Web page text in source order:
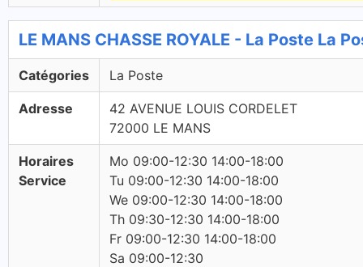
LE MANS CHASSE ROYALE - La Poste La
Catégories La Poste
Adresse
42 AVENUE LOUIS CORDELET
72000 LE MANS
Horaires
Service
Mo 09:00-12:30 14:00-18:00
Tu 09:00-12:30 14:00-18:00
We 09:00-12:30 14:00-18:00
Th 09:30-12:30 14:00-18:00
Fr 09:00-12:30 14:00-18:00
Sa 09:00-12:30